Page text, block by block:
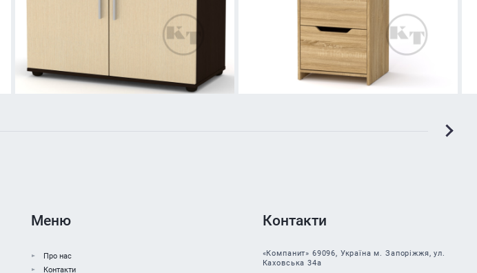
Меню
Про нас
Контакти
Контакти
«Компанит» 69096, Україна м. Запоріжжя, ул.
Каховська 34а